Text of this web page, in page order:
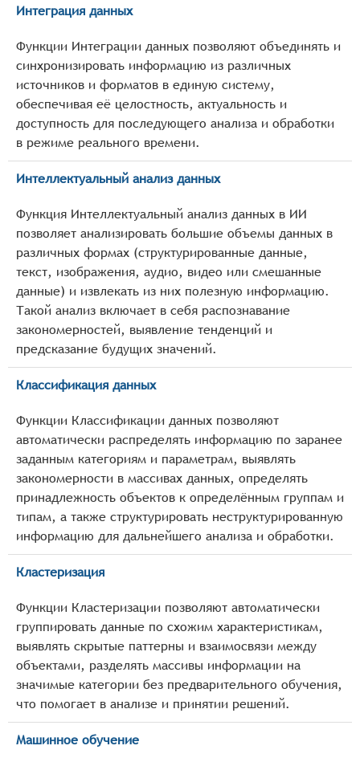
Интеграция данных
Функции Интеграции данных позволяют объединять и
синхронизировать информацию из различных
источников и форматов в единую систему,
обеспечивая её целостность, актуальность и
доступность для последующего анализа и обработки
в режиме реального времени.
Интеллектуальный анализ данных
Функция Интеллектуальный анализ данных в ИИ
позволяет анализировать большие объемы данных в
различных формах (структурированные данные,
текст, изображения, аудио, видео или смешанные
данные) и извлекать из них полезную информацию.
Такой анализ включает в себя распознавание
закономерностей, выявление тенденций и
предсказание будущих значений.
Классификация данных
Функции Классификации данных позволяют
автоматически распределять информацию по заранее
заданным категориям и параметрам, выявлять
закономерности в массивах данных, определять
принадлежность объектов к определённым группам и
типам, а также структурировать неструктурированную
информацию для дальнейшего анализа и обработки.
Кластеризация
Функции Кластеризации позволяют автоматически
группировать данные по схожим характеристикам,
выявлять скрытые паттерны и взаимосвязи между
объектами, разделять массивы информации на
значимые категории без предварительного обучения,
что помогает в анализе и принятии решений.
Машинное обучение